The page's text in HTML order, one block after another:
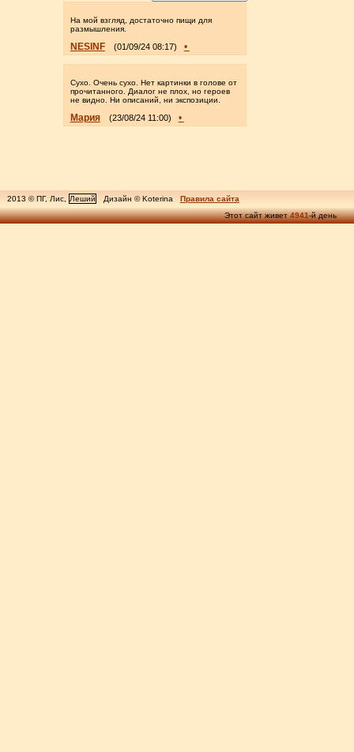
На мой взгляд, достаточно пищи для
размышления.
NESINF (01/09/24 08:17) •
Сухо. Очень сухо. Нет картинки в голове от
прочитанного. Диалог не плох, но героев
не видно. Ни описаний, ни экспозиции.
Мария (23/08/24 11:00) •
2013 © ПГ, Лис, Леший Дизайн © Koterina
Правила сайта
Этот сайт живет4941-й день